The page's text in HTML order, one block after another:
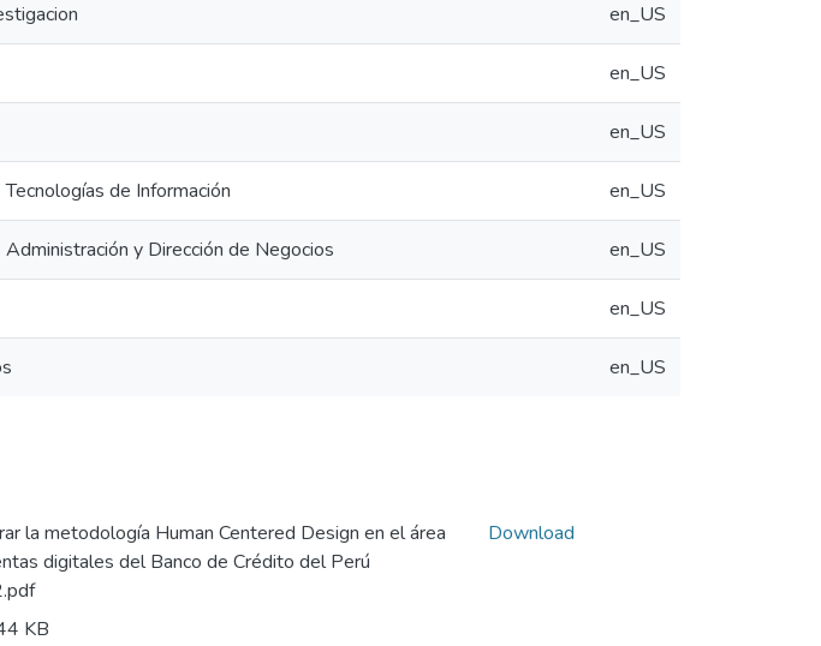
en_US
en_US
en_US
de Información en_US
y Dirección de Negocios en_US
en_US
en_US
la metodología Human Centered Design en el área
digitales del Banco de Crédito del Perú
KB
Download